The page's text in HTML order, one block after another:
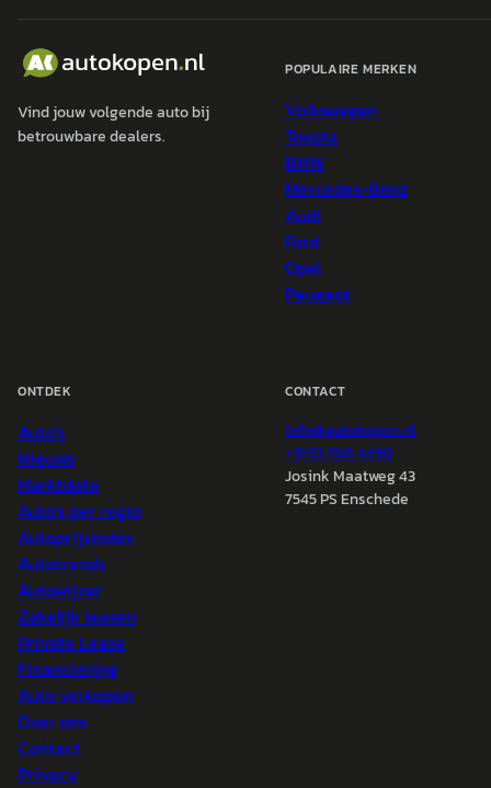
Vind jouw volgende auto bij
betrouwbare dealers.
POPULAIRE MERKEN
Volkswagen
Toyota
BMW
Mercedes-Benz
Audi
Ford
Opel
Peugeot
ONTDEK
Auto's
Nieuws
Marktdata
Auto's per regio
Autoprijsindex
Autotrends
Autowijzer
Zakelijk leasen
Private Lease
Financiering
Auto verkopen
Over ons
Contact
Privacy
CONTACT
info@autokopen.nl
+31 53 208 4490
Josink Maatweg 43
7545 PS Enschede